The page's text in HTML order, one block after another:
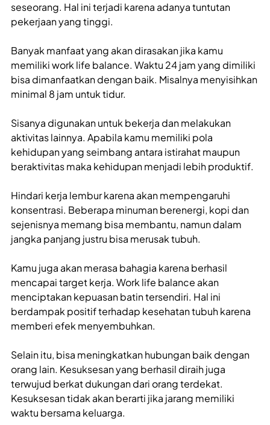
seseorang. Hal ini terjadi karena adanya tuntutan
pekerjaan yang tinggi.
Banyak manfaat yang akan dirasakan jika kamu
memiliki work life balance. Waktu 24 jam yang dimiliki
bisa dimanfaatkan dengan baik. Misalnya menyisihkan
minimal 8 jam untuk tidur.
Sisanya digunakan untuk bekerja dan melakukan
aktivitas lainnya. Apabila kamu memiliki pola
kehidupan yang seimbang antara istirahat maupun
beraktivitas maka kehidupan menjadi lebih produktif.
Hindari kerja lembur karena akan mempengaruhi
konsentrasi. Beberapa minuman berenergi, kopi dan
sejenisnya memang bisa membantu, namun dalam
jangka panjang justru bisa merusak tubuh.
Kamu juga akan merasa bahagia karena berhasil
mencapai target kerja. Work life balance akan
menciptakan kepuasan batin tersendiri. Hal ini
berdampak positif terhadap kesehatan tubuh karena
memberi efek menyembuhkan.
Selain itu, bisa meningkatkan hubungan baik dengan
orang lain. Kesuksesan yang berhasil diraih juga
terwujud berkat dukungan dari orang terdekat.
Kesuksesan tidak akan berarti jika jarang memiliki
waktu bersama keluarga.